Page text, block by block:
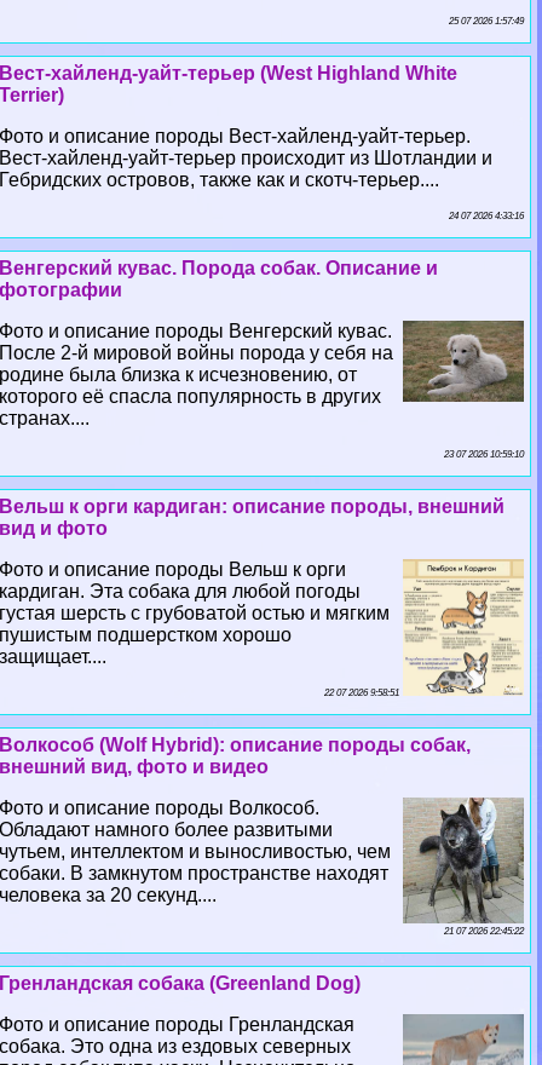
25 07 2026 1:57:49
Вест-хайленд-уайт-терьер (West Highland White
Terrier)
Фото и описание породы Вест-хайленд-уайт-терьер.
Вест-хайленд-уайт-терьер происходит из Шотландии и
Гебридских островов, также как и скотч-терьер....
24 07 2026 4:33:16
Венгерский кувас. Порода собак. Описание и
фотографии
Фото и описание породы Венгерский кувас.
После 2-й мировой войны порода у себя на
родине была близка к исчезновению, от
которого её спасла популярность в других
странах....
23 07 2026 10:59:10
Вельш к opги кардиган: описание породы, внешний
вид и фото
Фото и описание породы Вельш к opги
кардиган. Эта собака для любой погоды
густая шерсть с грубоватой остью и мягким
пушистым подшерстком хорошо
защищает....
22 07 2026 9:58:51
Волкособ (Wolf Hybrid): описание породы собак,
внешний вид, фото и видео
Фото и описание породы Волкособ.
Обладают намного более развитыми
чутьем, интеллектом и выносливостью, чем
собаки. В замкнутом прострaнcтве находят
человека за 20 секунд....
21 07 2026 22:45:22
Гренландская собака (Greenland Dog)
Фото и описание породы Гренландская
собака. Это одна из ездовых северных